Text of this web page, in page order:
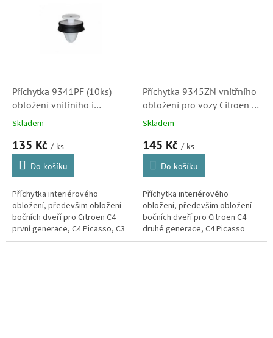
Příchytka 9341PF (10ks)
obložení vnitřního i
vnějšího pro pro Citroën C4
Berlingo (6991Y8)
Skladem
135 Kč / ks
Do košíku
Příchytka interiérového
obložení, předevšim obložení
bočních dveří pro Citroën C4
první generace, C4 Picasso, C3
Picasso, C3 druhé generace, C5
Příchytka 9345ZN vnitřního
obložení pro vozy Citroën a
Peugeot (balení 5ks)
Skladem
145 Kč / ks
Do košíku
Příchytka interiérového
obložení, především obložení
bočních dveří pro Citroën C4
druhé generace, C4 Picasso
druhé generace, C4 Cactus, C-